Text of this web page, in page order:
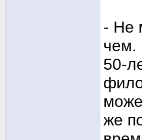
- Не
чем.
50-
же